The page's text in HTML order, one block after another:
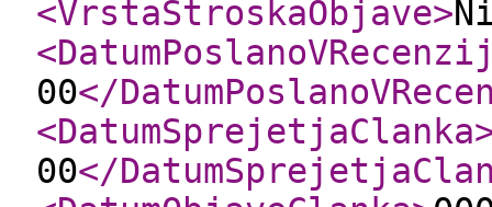
<VrstaStroskaObjave>
00</
<DatumSprejetjaClanka
00</